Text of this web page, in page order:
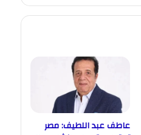
عاطف عبد اللطيف: مصر